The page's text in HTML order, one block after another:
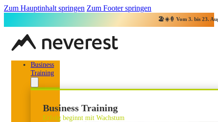
Zum Hauptinhalt springen Zum Footer springen
🏖️☀️🍦 Vom 3. bis 23.
Business
Training
Business Training
Erfolg beginnt mit Wachstum